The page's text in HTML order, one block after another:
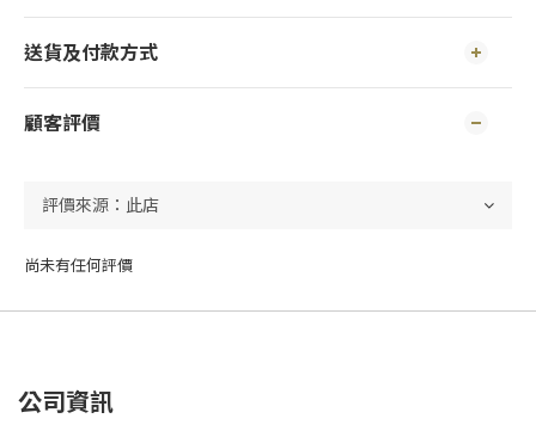
送貨及付款方式
顧客評價
尚未有任何評價
公司資訊